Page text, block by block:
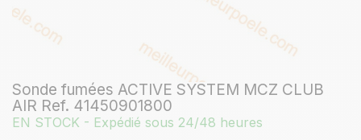
Sonde fumées ACTIVE SYSTEM MCZ CLUB
AIR Ref. 41450901800
EN STOCK - Expédié sous 24/48 heures